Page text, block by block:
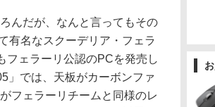
んだが、なんと言ってもその
有名なスクーデリア・フェラ
フェラーリ公認のPCを発売し
」では、天板がカーボンファ
フェラーリチームと同様のレ